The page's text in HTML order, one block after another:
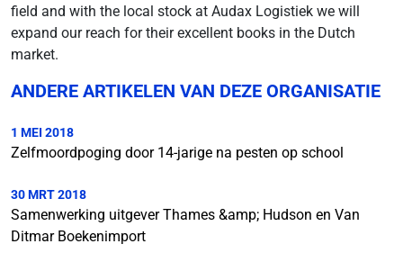
field and with the local stock at Audax Logistiek we will
expand our reach for their excellent books in the Dutch
market.
ANDERE ARTIKELEN VAN DEZE ORGANISATIE
1 MEI 2018
Zelfmoordpoging door 14-jarige na pesten op school
30 MRT 2018
Samenwerking uitgever Thames &amp; Hudson en Van
Ditmar Boekenimport